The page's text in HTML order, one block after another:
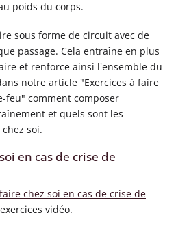
poids du corps.
sous forme de circuit avec de
passage. Cela entraîne en plus
et renforce ainsi l'ensemble du
notre article "Exercices à faire
feu" comment composer
et quels sont les
soi.
en cas de crise de
chez soi en cas de crise de
vidéo.